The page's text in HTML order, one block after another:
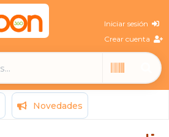
Iniciar sesión
Crear cuenta
Novedades